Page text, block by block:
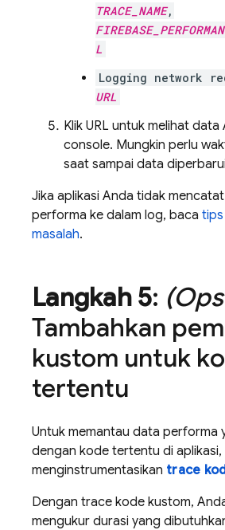
TRACE_NAME,
L
Logging network
URL
Klik URL untuk melihat
console. Mungkin perlu
saat sampai data
Jika aplikasi Anda tidak
performa ke dalam log, baca
masalah.
Langkah 5:
Tambahkan
kustom untuk
tertentu
Untuk memantau data performa
dengan kode tertentu di
menginstrumentasikan trace
Dengan trace kode kustom,
mengukur durasi yang